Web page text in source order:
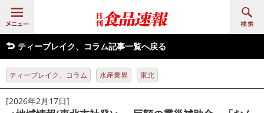
ティーブレイク、コラム記事一覧へ戻る
ティーブレイク、コラム 水産業界 東北
[2026年2月17日]